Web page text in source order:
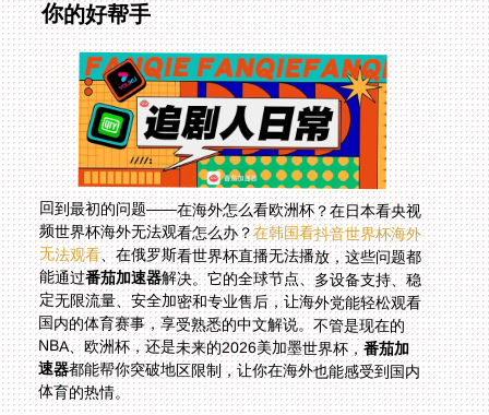
你的好帮手
回到最初的问题——在海外怎么看欧洲杯？在日本看央视
频世界杯海外无法观看怎么办？在韩国看抖音世界杯海外
无法观看、在俄罗斯看世界杯直播无法播放，这些问题都
能通过番茄加速器解决。它的全球节点、多设备支持、稳
定无限流量、安全加密和专业售后，让海外党能轻松观看
国内的体育赛事，享受熟悉的中文解说。不管是现在的
NBA、欧洲杯，还是未来的2026美加墨世界杯，番茄加
速器都能帮你突破地区限制，让你在海外也能感受到国内
体育的热情。